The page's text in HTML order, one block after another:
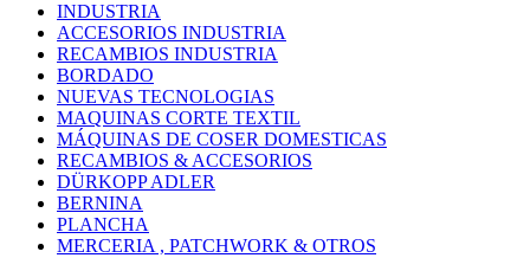
INDUSTRIA
ACCESORIOS INDUSTRIA
RECAMBIOS INDUSTRIA
BORDADO
NUEVAS TECNOLOGIAS
MAQUINAS CORTE TEXTIL
MÁQUINAS DE COSER DOMESTICAS
RECAMBIOS & ACCESORIOS
DÜRKOPP ADLER
BERNINA
PLANCHA
MERCERIA , PATCHWORK & OTROS